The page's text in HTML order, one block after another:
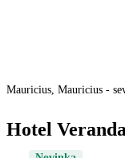
Mauricius, Mauricius -
Hotel